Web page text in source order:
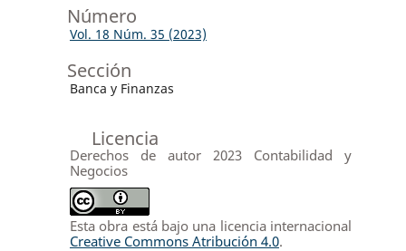
Número
Vol. 18 Núm. 35 (2023)
Sección
Banca y Finanzas
Licencia
Derechos de autor 2023 Contabilidad y
Negocios
Esta obra está bajo una licencia internacional
Creative Commons Atribución 4.0.